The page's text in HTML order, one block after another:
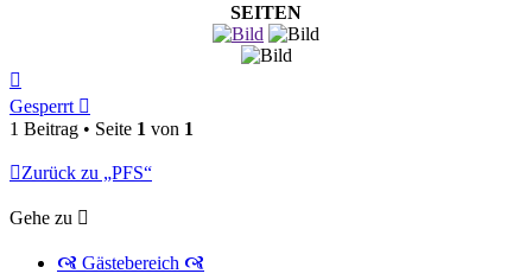
SEITEN
oben
Gesperrt
1 Beitrag • Seite 1 von 1
Zurück zu „PFS“
Gehe zu
🙧 Gästebereich 🙧